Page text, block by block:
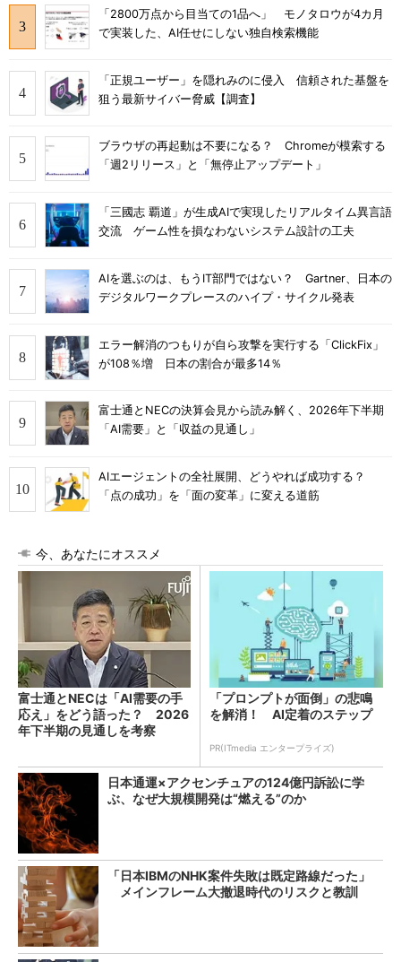
「2800万点から目当ての1品へ」 モノタロウが4カ月
で実装した、AI任せにしない独自検索機能
「正規ユーザー」を隠れみのに侵入 信頼された基盤を
狙う最新サイバー脅威【調査】
ブラウザの再起動は不要になる？ Chromeが模索する
「週2リリース」と「無停止アップデート」
「三國志 覇道」が生成AIで実現したリアルタイム異言語
交流 ゲーム性を損なわないシステム設計の工夫
AIを選ぶのは、もうIT部門ではない？ Gartner、日本の
デジタルワークプレースのハイプ・サイクル発表
エラー解消のつもりが自ら攻撃を実行する「ClickFix」
が108％増 日本の割合が最多14％
富士通とNECの決算会見から読み解く、2026年下半期
「AI需要」と「収益の見通し」
AIエージェントの全社展開、どうやれば成功する？
「点の成功」を「面の変革」に変える道筋
今、あなたにオススメ
富士通とNECは「AI需要の手
応え」をどう語った？ 2026
年下半期の見通しを考察
「プロンプトが面倒」の悲鳴
を解消！ AI定着のステップ
PR(ITmedia エンタープライズ)
日本通運×アクセンチュアの124億円訴訟に学
ぶ、なぜ大規模開発は“燃える”のか
「日本IBMのNHK案件失敗は既定路線だった」
メインフレーム大撤退時代のリスクと教訓